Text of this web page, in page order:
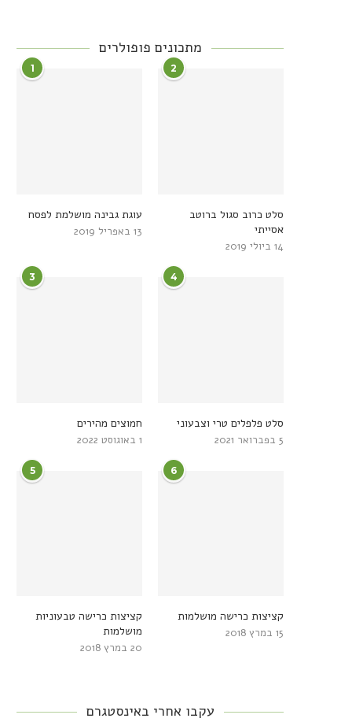
מתכונים פופולרים
1
עוגת גבינה מושלמת לפסח
13 באפריל 2019
2
סלט כרוב סגול ברוטב
אסייתי
14 ביולי 2019
3
חמוצים מהירים
1 באוגוסט 2022
4
סלט פלפלים טרי וצבעוני
5 בפברואר 2021
5
קציצות כרישה טבעוניות
מושלמות
20 במרץ 2018
6
קציצות כרישה מושלמות
15 במרץ 2018
עקבו אחרי באינסטגרם